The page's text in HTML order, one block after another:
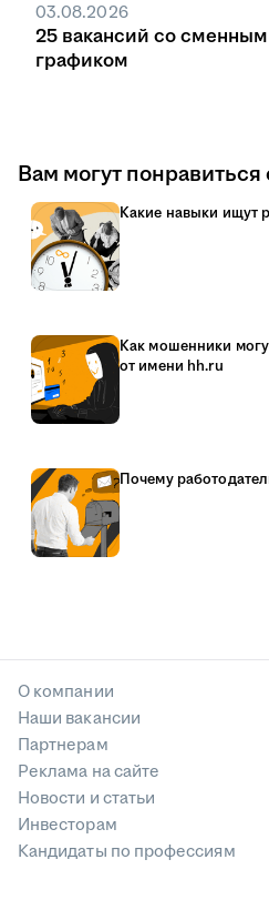
03.08.2026
25 вакансий со сменным
графиком
Вам могут понравиться
Какие навыки ищут
Как мошенники
от имени hh.ru
Почему
О компании
Наши вакансии
Партнерам
Реклама на сайте
Новости и статьи
Инвесторам
Кандидаты по профессиям